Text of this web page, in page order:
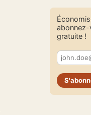
gratuite !